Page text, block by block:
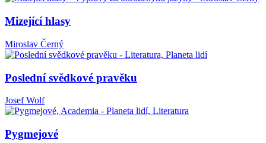
Mizející hlasy
Miroslav Černý
Poslední svědkové pravěku
Josef Wolf
Pygmejové